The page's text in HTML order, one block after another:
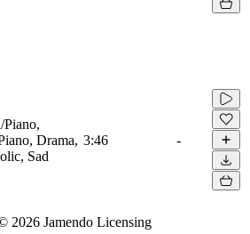
Piano,
Drama,
Sad
3:46 -
2026 Jamendo Licensing